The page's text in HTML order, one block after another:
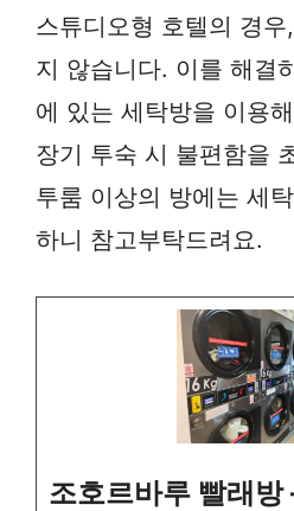
스튜디오형 호텔의 경
지 않습니다. 이를 해결
에 있는 세탁방을 이용
장기 투숙 시 불편함을
투룸 이상의 방에는 세
하니 참고부탁드려요.
조호르바루 빨래방